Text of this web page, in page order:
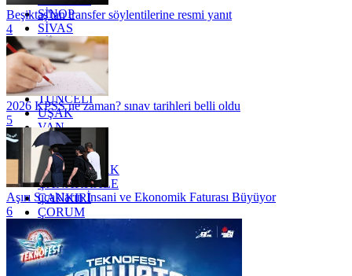
SİNOP
SİVAS
SİİRT
TEKİRDAĞ
TOKAT
TRABZON
TUNCELİ
UŞAK
VAN
YALOVA
YOZGAT
ZONGULDAK
ÇANAKKALE
ÇANKIRI
ÇORUM
İSTANBUL
İZMİR
ŞANLIURFA
ŞIRNAK
Beşiktaş'tan transfer söylentilerine resmi yanıt
4
2026 KPSS ne zaman? sınav tarihleri belli oldu
5
Aşırı Sıcakların İnsani ve Ekonomik Faturası Büyüyor
6